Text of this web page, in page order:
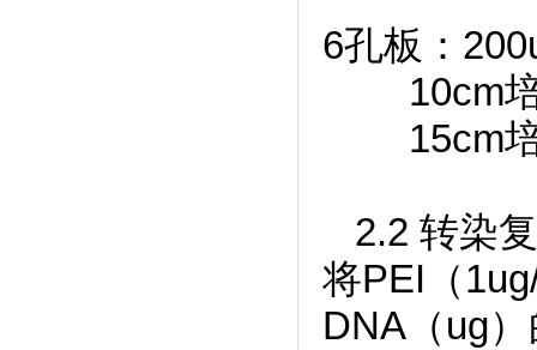
6孔板：
10cm培
15cm培
2.2 转染
将PEI（
DNA（ug